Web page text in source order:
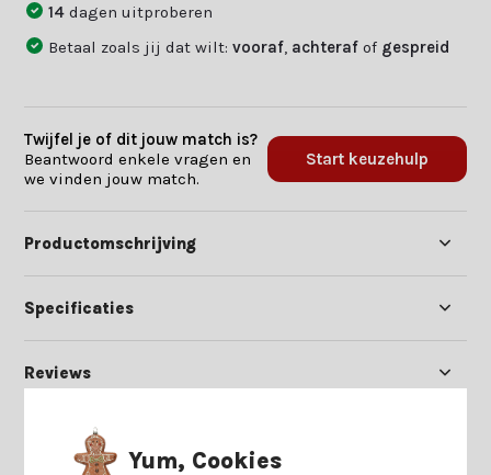
14dagen uitproberen
Betaal zoals jij dat wilt:vooraf achteraf of gespreid
Twijfel je of dit jouw match is?
Beantwoord enkele vragen en
we vinden jouw match.
Start keuzehulp
Productomschrijving
Specificaties
Reviews
Yum, Cookies